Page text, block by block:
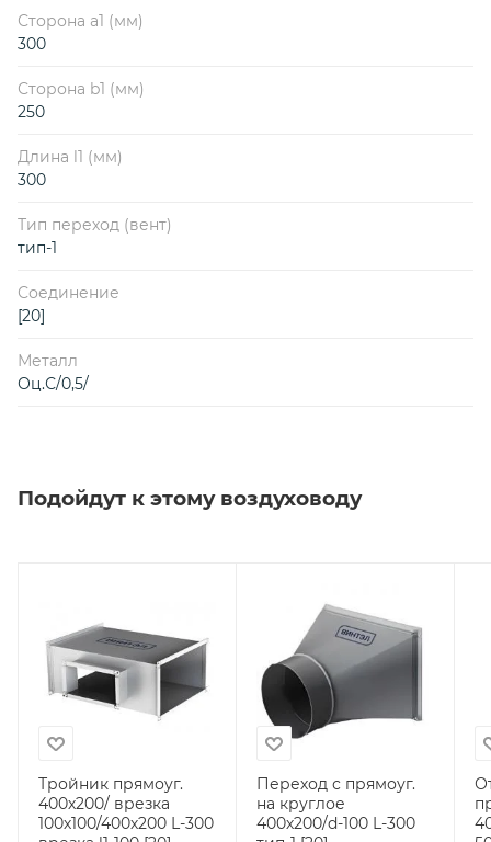
Сторона a1 (мм)
300
Сторона b1 (мм)
250
Длина l1 (мм)
300
Тип переход (вент)
тип-1
Соединение
[20]
Металл
Оц.С/0,5/
Подойдут к этому воздуховоду
Тройник прямоуг.
400х200/ врезка
100х100/400х200 L-300
Переход с прямоуг.
на круглое
400х200/d-100 L-300